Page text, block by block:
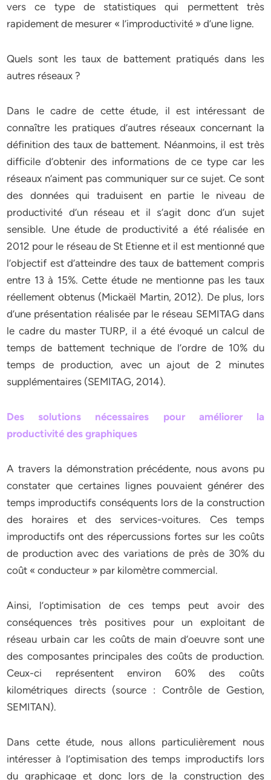
vers ce type de statistiques qui permettent très
rapidement de mesurer « l’improductivité » d’une ligne.
Quels sont les taux de battement pratiqués dans les
autres réseaux ?
Dans le cadre de cette étude, il est intéressant de
connaître les pratiques d’autres réseaux concernant la
définition des taux de battement. Néanmoins, il est très
difficile d’obtenir des informations de ce type car les
réseaux n’aiment pas communiquer sur ce sujet. Ce sont
des données qui traduisent en partie le niveau de
productivité d’un réseau et il s’agit donc d’un sujet
sensible. Une étude de productivité a été réalisée en
2012 pour le réseau de St Etienne et il est mentionné que
l’objectif est d’atteindre des taux de battement compris
entre 13 à 15%. Cette étude ne mentionne pas les taux
réellement obtenus (Mickaël Martin, 2012). De plus, lors
d’une présentation réalisée par le réseau SEMITAG dans
le cadre du master TURP, il a été évoqué un calcul de
temps de battement technique de l’ordre de 10% du
temps de production, avec un ajout de 2 minutes
supplémentaires (SEMITAG, 2014).
Des solutions nécessaires pour améliorer la
productivité des graphiques
A travers la démonstration précédente, nous avons pu
constater que certaines lignes pouvaient générer des
temps improductifs conséquents lors de la construction
des horaires et des services-voitures. Ces temps
improductifs ont des répercussions fortes sur les coûts
de production avec des variations de près de 30% du
coût « conducteur » par kilomètre commercial.
Ainsi, l’optimisation de ces temps peut avoir des
conséquences très positives pour un exploitant de
réseau urbain car les coûts de main d’oeuvre sont une
des composantes principales des coûts de production.
Ceux-ci représentent environ 60% des coûts
kilométriques directs (source : Contrôle de Gestion,
SEMITAN).
Dans cette étude, nous allons particulièrement nous
intéresser à l’optimisation des temps improductifs lors
du graphicage et donc lors de la construction des